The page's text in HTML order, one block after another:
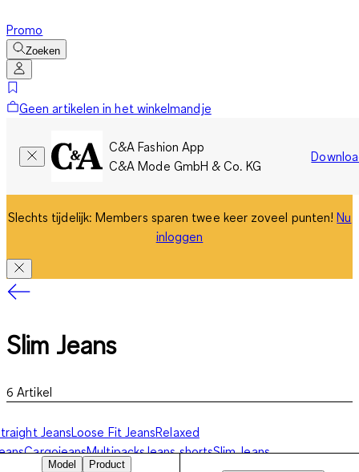
Promo
Zoeken
Geen artikelen in het winkelmandje
C&A Fashion App
C&A Mode GmbH & Co. KG
Slechts tijdelijk: Members sparen twee keer zoveel punten!Nu
inloggen
Slim Jeans
6 Artikel
JeansLoose Fit JeansRelaxed
CargojeansMultipacksJeans shortsSlim Jeans
Model
Product